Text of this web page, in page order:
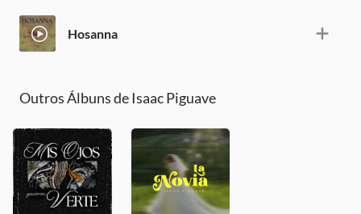
Hosanna
Outros Álbuns de Isaac Piguave